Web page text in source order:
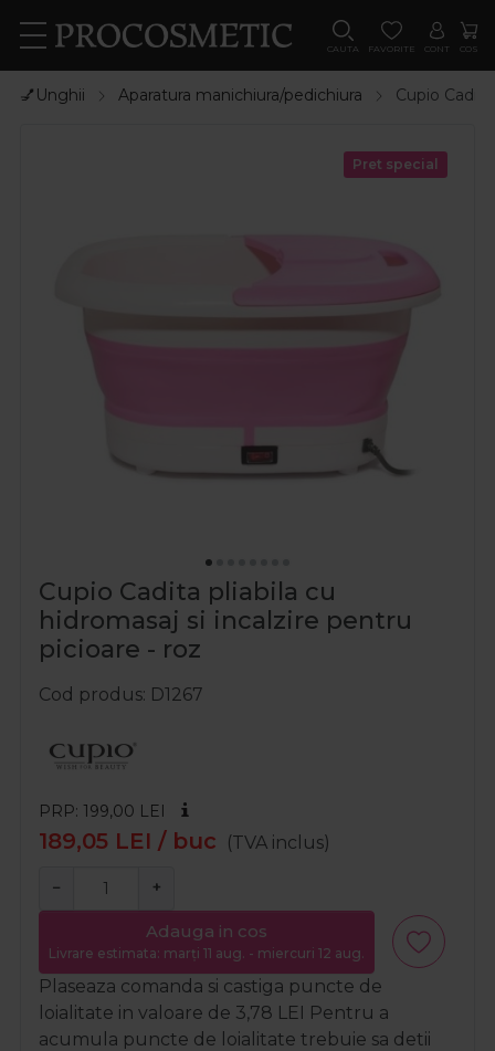
CAUTA FAVORITE CONT COS
💅Unghii Aparatura manichiura/pedichiura Cupio
Pret special
Cupio Cadita pliabila cu
hidromasaj si incalzire pentru
picioare - roz
Cod produs D1267
PRP: 199,00 LEI
189,05 LEI / buc (TVA inclus)
− +
Adauga in cos
Livrare estimata: marți 11 aug. - miercuri 12 aug.
Plaseaza comanda si castiga puncte de
loialitate in valoare de 3,78 LEI Pentru a
acumula puncte de loialitate trebuie sa detii